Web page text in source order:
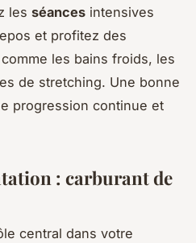
les séances intensives
et profitez des
les bains froids, les
de stretching. Une bonne
progression continue et
: carburant de
central dans votre